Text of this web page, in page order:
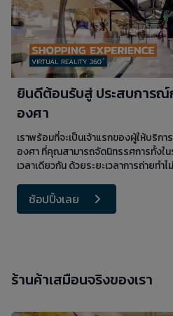
ยินดีต้อนรับสู่ ประสบการ
องศา
เราพร้อมที่จะเป็นเจ้าแรกของผู้ให้บริก
องศา ที่คุณสามารถจัดนิทรรศการทั้งใ
เวลาเดียวกัน ด้วยระยะเวลาการถ่ายทำไ
ช้อปปิ้งเลย
ร้านค้าเสมือนจริงของเรา